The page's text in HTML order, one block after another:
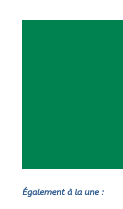
Également à la une :